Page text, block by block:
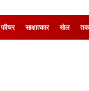
फीचर साक्षात्‍कार खेल